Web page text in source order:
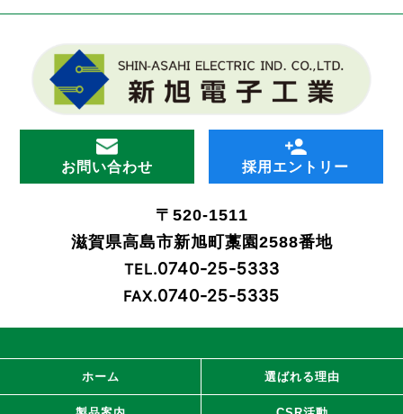
お問い合わせ 採用エントリー
〒520-1511
滋賀県高島市新旭町藁園2588番地
TEL.0740-25-5333
FAX.0740-25-5335
ホーム 選ばれる理由